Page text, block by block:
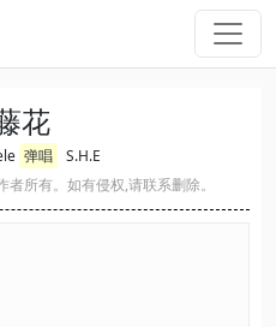
花
弹唱
S.H.E
所有。如有侵权,请联系删除。